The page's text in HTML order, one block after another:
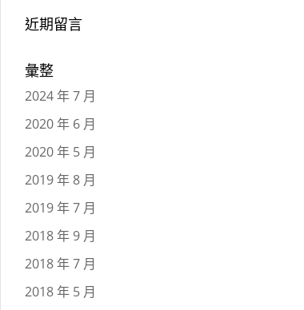
近期留言
彙整
2024 年 7 月
2020 年 6 月
2020 年 5 月
2019 年 8 月
2019 年 7 月
2018 年 9 月
2018 年 7 月
2018 年 5 月